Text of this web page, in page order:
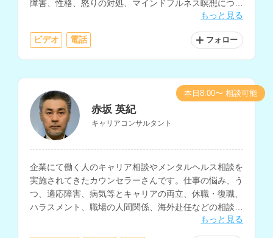
障害、性格、怒りの対処、マインドフルネス瞑想につい
ての相談も得意とされ、精神科等の看護師の経験もお持
もっと見る
ビデオ 電話 フォロー
赤坂 英紀
キャリアコンサルタント
企業にて働く人のキャリア相談やメンタルヘルス相談を
実施されてきたカウンセラーさんです。仕事の悩み、う
つ、適応障害、病気等とキャリアの両立、休職・復職、
ハラスメント、職場の人間関係、海外赴任などの相談に
もっと見る
本日8:00〜 相談可能